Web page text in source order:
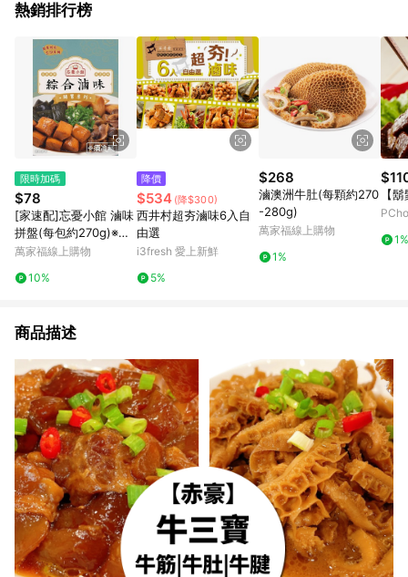
熱銷排行榜
限時加碼
$78
[家速配]忘憂小館 滷味
拼盤(每包約270g)※實
際到貨效期約4天以上
萬家福線上購物
10%
降價
$534 (降$300)
西井村超夯滷味6入自
由選
i3fresh 愛上新鮮
5%
$268
滷澳洲牛肚(每顆約270
-280g)
萬家福線上購物
1%
【
1%
商品描述